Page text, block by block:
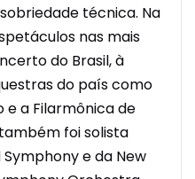
técnica. Na
nas mais
do Brasil, à
do país como
e a Filarmônica de
foi solista
e da New